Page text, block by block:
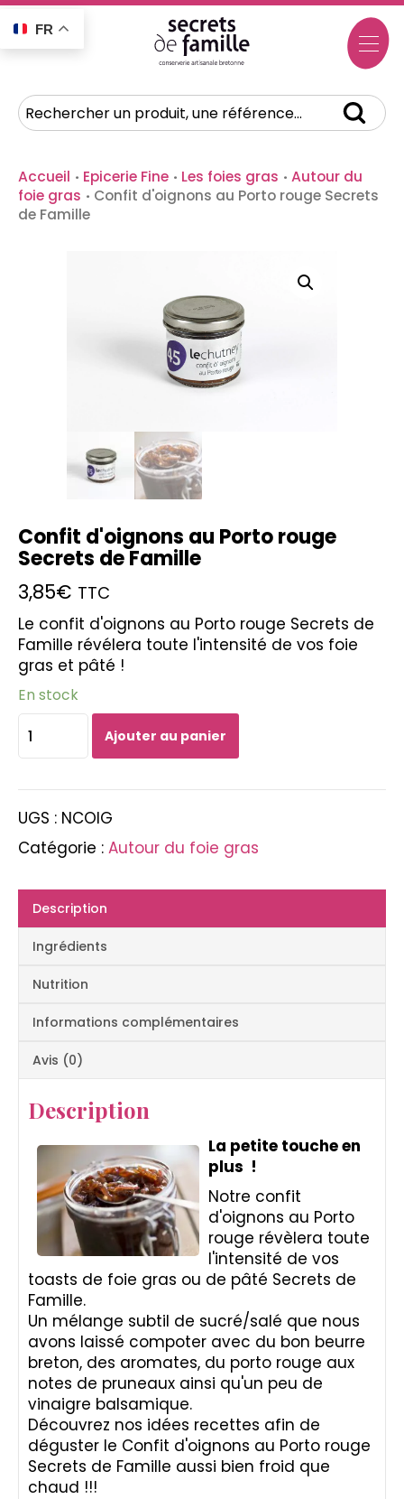
FR
Accueil · Epicerie Fine · Les foies gras · Autour du
foie gras · Confit d'oignons au Porto rouge Secrets
de Famille
Confit d'oignons au Porto rouge
Secrets de Famille
3,85€ TTC
Le confit d'oignons au Porto rouge Secrets de
Famille révélera toute l'intensité de vos foie
gras et pâté !
En stock
quantité
de
Confit
d'oignons
Porto
rouge
de
Famille
Ajouter au panier
UGS : NCOIG
Catégorie : Autour du foie gras
Description
Ingrédients
Nutrition
Informations complémentaires
Avis (0)
Description
La petite touche en
plus !
Notre confit
d'oignons au Porto
rouge révèlera toute
l'intensité de vos
toasts de foie gras ou de pâté Secrets de
Famille.
Un mélange subtil de sucré/salé que nous
avons laissé compoter avec du bon beurre
breton, des aromates, du porto rouge aux
notes de pruneaux ainsi qu'un peu de
vinaigre balsamique.
Découvrez nos idées recettes afin de
déguster le Confit d'oignons au Porto rouge
Secrets de Famille aussi bien froid que
chaud !!!